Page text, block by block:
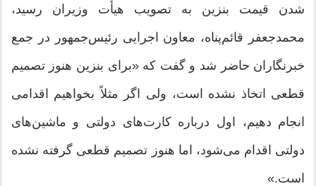
شدن قیمت بنزین به تصویب هیأت وزیران رسید،
محمدجعفر قائم‌پناه، معاون اجرایی رئیس‌جمهور در جمع
خبرنگاران حاضر شد و گفت که «برای بنزین هنوز تصمیم
قطعی اتخاذ نشده است، ولی اگر مثلاً بخواهیم اقدامی
انجام دهیم، اول درباره کارت‌های دولتی و ماشین‌های
دولتی اقدام می‌شود، اما هنوز تصمیم قطعی گرفته نشده
است.»